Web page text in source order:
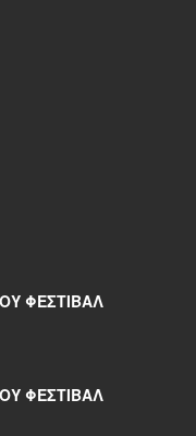
ΦΕΣΤΙΒΆΛ
ΦΕΣΤΙΒΆΛ